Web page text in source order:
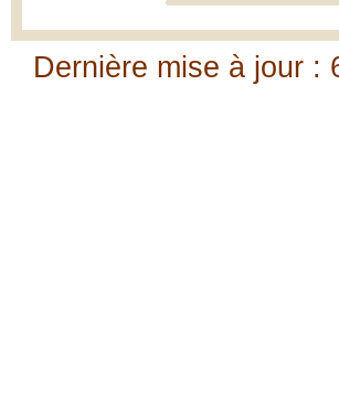
Dernière mise à jour :